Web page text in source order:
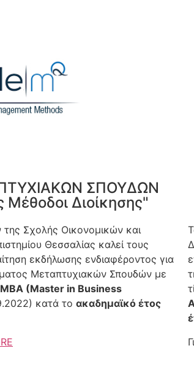
ΣΠΟΥΔΩΝ
Διοίκησης"
Σχολής Οικονομικών και
Θεσσαλίας καλεί τους
εκδήλωσης ενδιαφέροντος για
Μεταπτυχιακών Σπουδών με
ΜΒΑ (Master in Business
κατά το ακαδημαϊκό έτος